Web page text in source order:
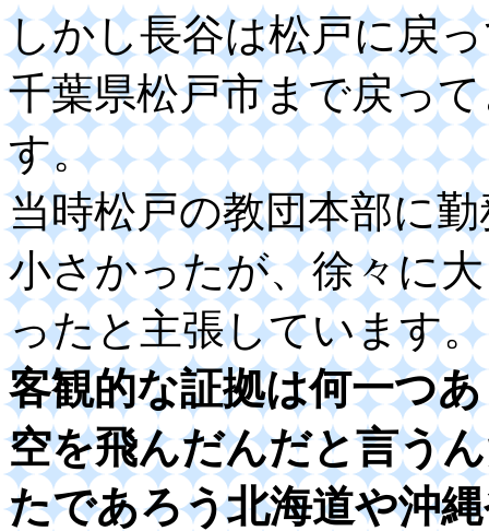
しかし長谷は松戸に戻
千葉県松戸市まで戻っ
す。
当時松戸の教団本部に
小さかったが、徐々に
ったと主張しています。
客観的な証拠は何一つ
空を飛んだんだと言う
たであろう北海道や沖